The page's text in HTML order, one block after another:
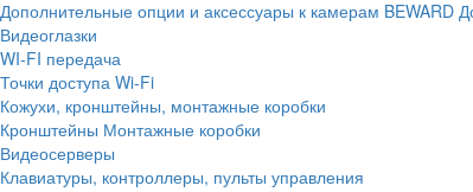
Дополнительные опции и аксессуары к камерам BEWARD
Видеоглазки
WI-FI передача
Точки доступа Wi-Fi
Кожухи, кронштейны, монтажные коробки
Кронштейны Монтажные коробки
Видеосерверы
Клавиатуры, контроллеры, пульты управления